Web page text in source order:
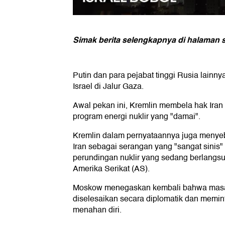
Simak berita selengkapnya di halaman
Putin dan para pejabat tinggi Rusia
Israel di Jalur Gaza.
Awal pekan ini, Kremlin membela hak
program energi nuklir yang "damai".
Kremlin dalam pernyataannya juga
Iran sebagai serangan yang "sangat
perundingan nuklir yang sedang
Amerika Serikat (AS).
Moskow menegaskan kembali bahwa
diselesaikan secara diplomatik dan
menahan diri.